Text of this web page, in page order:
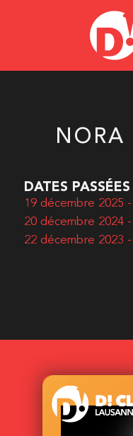
NORA
DATES PASSÉES
19 décembre 2025 -
20 décembre 2024
22 décembre 2023